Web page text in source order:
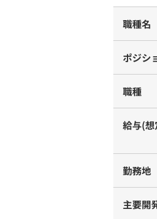
職種名
ポジシ
職種
給与(
勤務地
主要開